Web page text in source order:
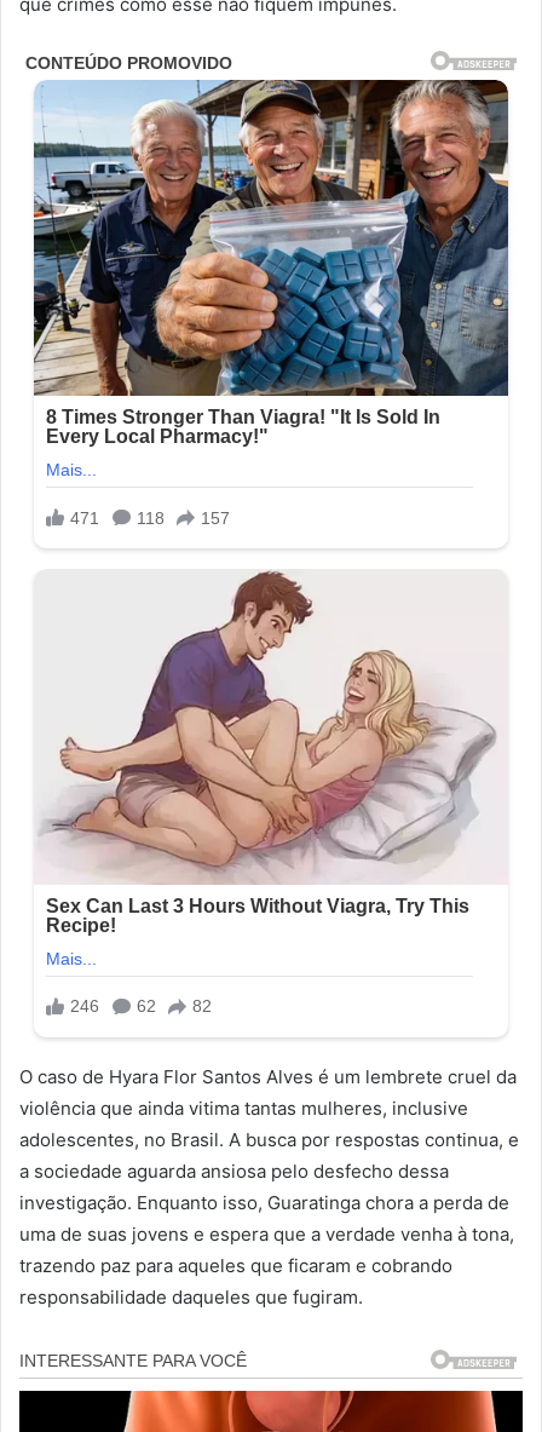
O caso de Hyara Flor Santos Alves é um lembrete cruel da
violência que ainda vitima tantas mulheres, inclusive
adolescentes, no Brasil. A busca por respostas continua, e
a sociedade aguarda ansiosa pelo desfecho dessa
investigação. Enquanto isso, Guaratinga chora a perda de
uma de suas jovens e espera que a verdade venha à tona,
trazendo paz para aqueles que ficaram e cobrando
responsabilidade daqueles que fugiram.